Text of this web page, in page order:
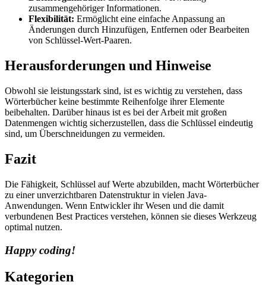
zusammengehöriger Informationen.
Flexibilität: Ermöglicht eine einfache Anpassung an
Änderungen durch Hinzufügen, Entfernen oder Bearbeiten
von Schlüssel-Wert-Paaren.
Herausforderungen und Hinweise
Obwohl sie leistungsstark sind, ist es wichtig zu verstehen, dass
Wörterbücher keine bestimmte Reihenfolge ihrer Elemente
beibehalten. Darüber hinaus ist es bei der Arbeit mit großen
Datenmengen wichtig sicherzustellen, dass die Schlüssel eindeutig
sind, um Überschneidungen zu vermeiden.
Fazit
Die Fähigkeit, Schlüssel auf Werte abzubilden, macht Wörterbücher
zu einer unverzichtbaren Datenstruktur in vielen Java-
Anwendungen. Wenn Entwickler ihr Wesen und die damit
verbundenen Best Practices verstehen, können sie dieses Werkzeug
optimal nutzen.
Happy coding!
Kategorien